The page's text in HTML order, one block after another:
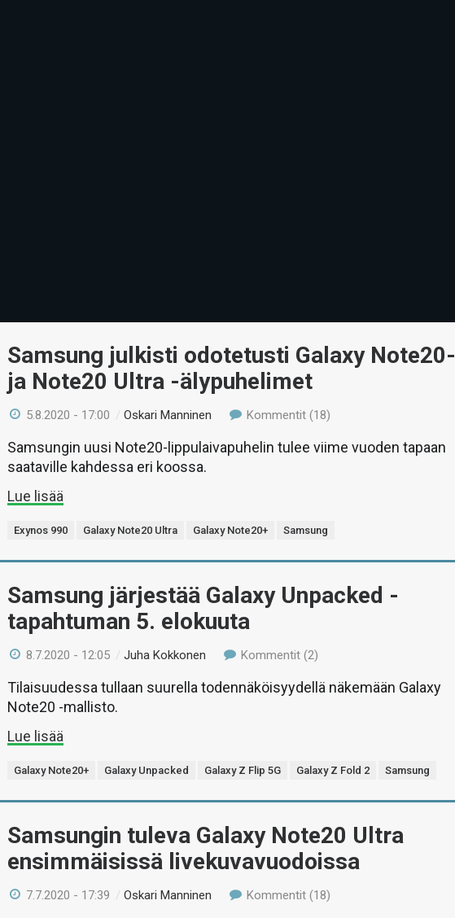
Samsung julkisti odotetusti Galaxy Note20-
ja Note20 Ultra -älypuhelimet
5.8.2020 - 17:00 /Oskari Manninen Kommentit (18)
Samsungin uusi Note20-lippulaivapuhelin tulee viime vuoden tapaan
saataville kahdessa eri koossa.
Lue lisää
Exynos 990 Galaxy Note20 Ultra Galaxy Note20+ Samsung
Samsung järjestää Galaxy Unpacked -
tapahtuman 5. elokuuta
8.7.2020 - 12:05 /Juha Kokkonen Kommentit (2)
Tilaisuudessa tullaan suurella todennäköisyydellä näkemään Galaxy
Note20 -mallisto.
Lue lisää
Galaxy Note20+ Galaxy Unpacked Galaxy Z Flip 5G Galaxy Z Fold 2 Samsung
Samsungin tuleva Galaxy Note20 Ultra
ensimmäisissä livekuvavuodoissa
7.7.2020 - 17:39 /Oskari Manninen Kommentit (18)